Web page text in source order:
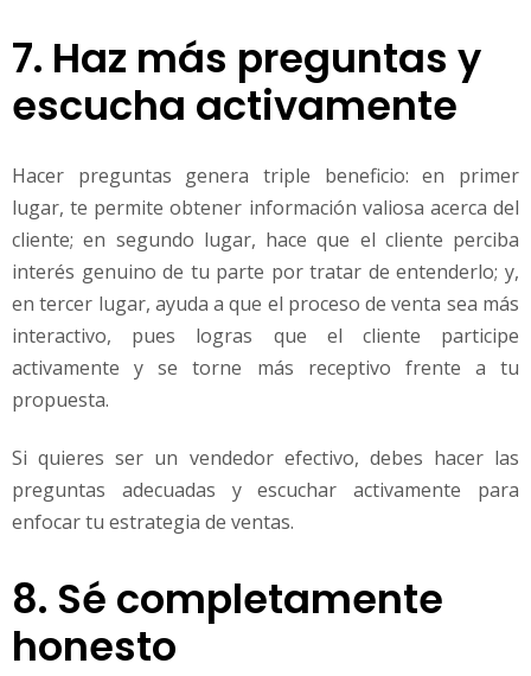
7. Haz más preguntas y
escucha activamente
Hacer preguntas genera triple beneficio: en primer
lugar, te permite obtener información valiosa acerca del
cliente; en segundo lugar, hace que el cliente perciba
interés genuino de tu parte por tratar de entenderlo; y,
en tercer lugar, ayuda a que el proceso de venta sea más
interactivo, pues logras que el cliente participe
activamente y se torne más receptivo frente a tu
propuesta.
Si quieres ser un vendedor efectivo, debes hacer las
preguntas adecuadas y escuchar activamente para
enfocar tu estrategia de ventas.
8. Sé completamente
honesto